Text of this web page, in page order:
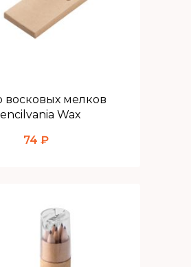
восковых мелков
Wax
74 ₽